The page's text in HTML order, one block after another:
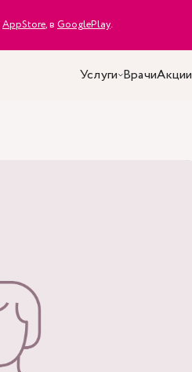
AppStore, в GooglePlay.
Услуги ВрачиАкции